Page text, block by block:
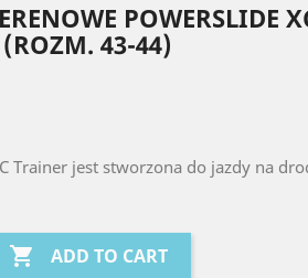
POWERSLIDE
43-44)
Trainer jest stworzona do jazdy na
 ADD TO CART